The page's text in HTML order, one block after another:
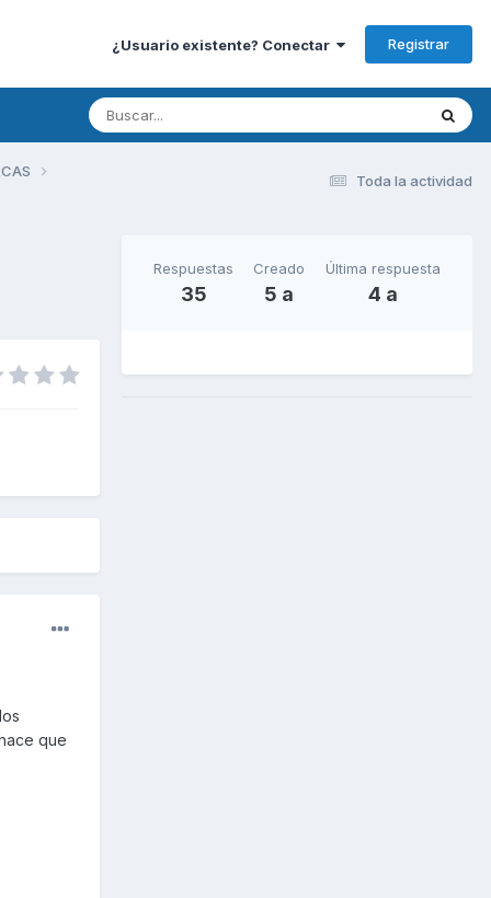
¿Usuario existente? Conectar Registrar
Toda la actividad
que
Respuestas
35
Creado
5 a
Última respuesta
4 a